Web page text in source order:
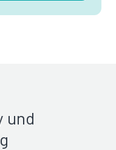
und